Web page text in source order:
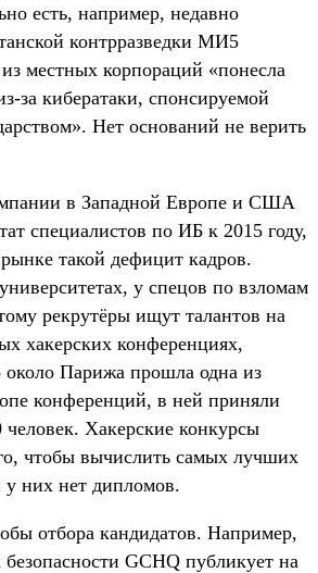
есть, например, недавно
контрразведки МИ5
местных корпораций «понесла
за кибератаки, спонсируемой
Нет оснований не верить
в Западной Европе и США
специалистов по ИБ к 2015 году,
такой дефицит кадров.
у спецов по взломам
рекрутёры ищут талантов на
хакерских конференциях,
около Парижа прошла одна из
конференций, в ней приняли
человек. Хакерские конкурсы
чтобы вычислить самых лучших
у них нет дипломов.
отбора кандидатов. Например,
GCHQ публикует на